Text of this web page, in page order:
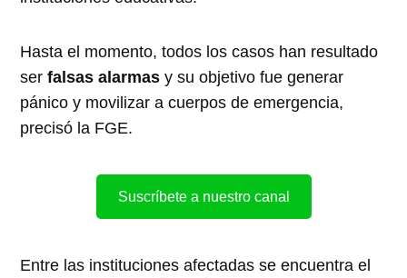
Hasta el momento, todos los casos han resultado
serfalsas alarmas y su objetivo fue generar
pánico y movilizar a cuerpos de emergencia,
precisó la FGE.
Suscríbete a nuestro canal
Entre las instituciones afectadas se encuentra el